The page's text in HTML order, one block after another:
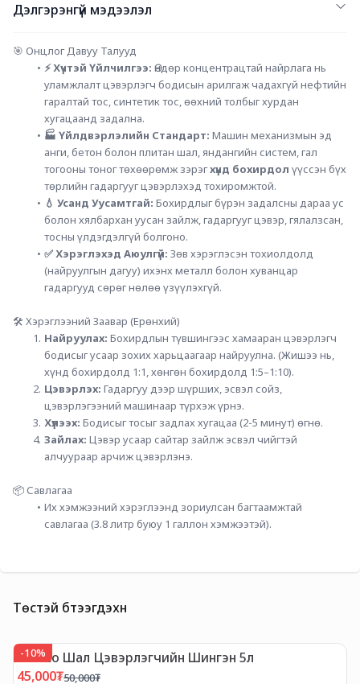
Дэлгэрэнгүй мэдээлэл
🎯 Онцлог Давуу Талууд
⚡ Хүчтэй Үйлчилгээ: Өндөр концентрацтай найрлага нь
уламжлалт цэвэрлэгч бодисын арилгаж чадахгүй нефтийн
гаралтай тос, синтетик тос, өөхний толбыг хурдан
хугацаанд задална.
🏭 Үйлдвэрлэлийн Стандарт: Машин механизмын эд
анги, бетон болон плитан шал, яндангийн систем, гал
тогооны тоног төхөөрөмж зэрэг хүнд бохирдол үүссэн бүх
төрлийн гадаргууг цэвэрлэхэд тохиромжтой.
💧 Усанд Уусамтгай: Бохирдлыг бүрэн задалсны дараа ус
болон хялбархан уусан зайлж, гадаргууг цэвэр, гялалзсан,
тосны үлдэгдэлгүй болгоно.
✅ Хэрэглэхэд Аюулгүй: Зөв хэрэглэсэн тохиолдолд
(найруулгын дагуу) ихэнх металл болон хуванцар
гадаргууд сөрөг нөлөө үзүүлэхгүй.
🛠️ Хэрэглээний Заавар (Ерөнхий)
Найруулах: Бохирдлын түвшингээс хамааран цэвэрлэгч
бодисыг усаар зохих харьцаагаар найруулна. (Жишээ нь,
хүнд бохирдолд 1:1, хөнгөн бохирдолд 1:5–1:10).
Цэвэрлэх: Гадаргуу дээр шүрших, эсвэл сойз,
цэвэрлэгээний машинаар түрхэж үрнэ.
Хүлээх: Бодисыг тосыг задлах хугацаа (2-5 минут) өгнө.
Зайлах: Цэвэр усаар сайтар зайлж эсвэл чийгтэй
алчуураар арчиж цэвэрлэнэ.
📦 Савлагаа
Их хэмжээний хэрэглээнд зориулсан багтаамжтай
савлагаа (3.8 литр буюу 1 галлон хэмжээтэй).
Төстэй бүтээгдэхүүн
-10%
Tineco Шал Цэвэрлэгчийн Шингэн 5л
45,000₮50,000₮